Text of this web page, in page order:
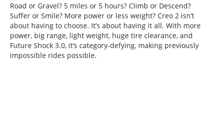
Road or Gravel? 5 miles or 5 hours? Climb or Descend?
Suffer or Smile? More power or less weight? Creo 2 isn’t
about having to choose. It’s about having it all. With more
power, big range, light weight, huge tire clearance, and
Future Shock 3.0, it’s category-defying, making previously
impossible rides possible.